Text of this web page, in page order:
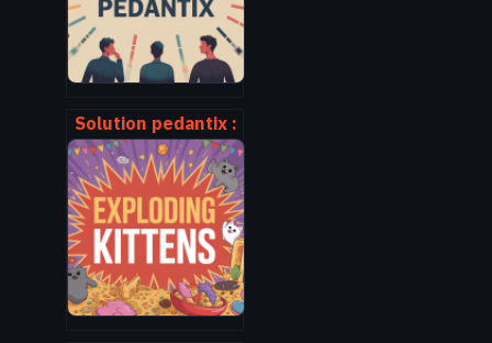
Solution pedantix :
stratégies
efficaces pour
résoudre les
grilles au
quotidien